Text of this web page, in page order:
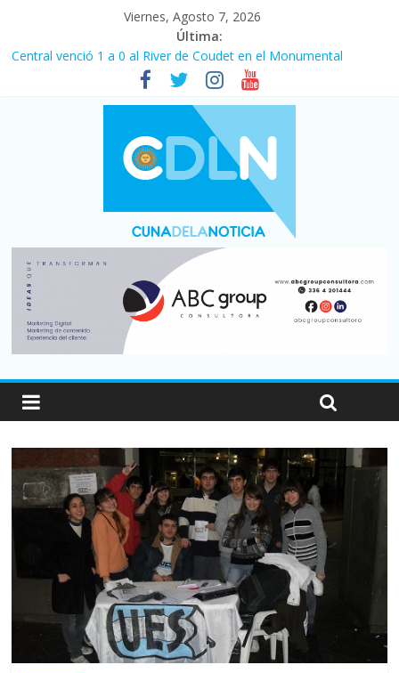
Viernes, Agosto 7, 2026
Última:
Central venció 1 a 0 al River de Coudet en el Monumental
La morosidad alcanzó su nivel más alto en dos décadas y ya
afecta a 400 mil deudores en Santa Fe
Desde que asumió Milei cerraron 41.000 kioscos: el sector
denuncia crisis como en 2001
Vacaciones de invierno con más movimiento y consumo
turístico: 4,6 millones de personas viajaron por el país, un 5,9%
Fuerte caída de la venta de autos usados en julio: bajó un 12,6%